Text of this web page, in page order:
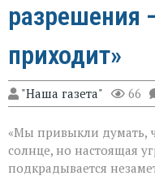
разрешения
приходит»
"Наша газета" 66
«Мы привыкли думать,
солнце, но настоящая
подкрадывается